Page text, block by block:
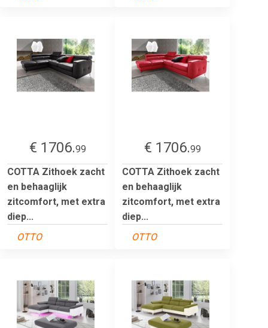
€ 1706.99
COTTA Zithoek zacht
en behaaglijk
zitcomfort, met extra
diep...
OTTO
€ 1706.99
COTTA Zithoek zacht
en behaaglijk
zitcomfort, met extra
diep...
OTTO